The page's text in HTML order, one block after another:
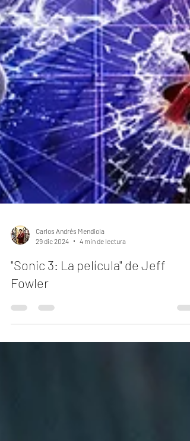
29 dic 2024
"Sonic 3: La película" de Jeff
Fowler